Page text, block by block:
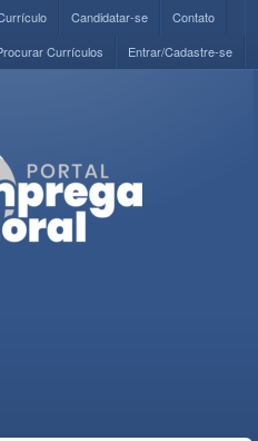
Candidatar-se
Contato
Entrar/Cadastre-se
Currículos